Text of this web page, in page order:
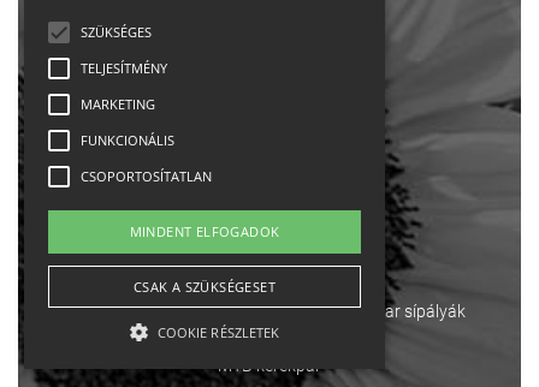
Impresszum-kapcsolat
English
Ebike Osztrák sípályák Magyar sípályák
MTB kerékpár
SZÜKSÉGES
TELJESÍTMÉNY
MARKETING
FUNKCIONÁLIS
CSOPORTOSÍTATLAN
MINDENT ELFOGADOK
CSAK A SZÜKSÉGESET
COOKIE RÉSZLETEK